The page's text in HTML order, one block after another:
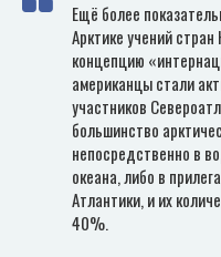
Ещё более
Арктике учений
концепцию
американцы стали
участников
большинство
непосредственно в
океана, либо в
Атлантики, и их
40%.